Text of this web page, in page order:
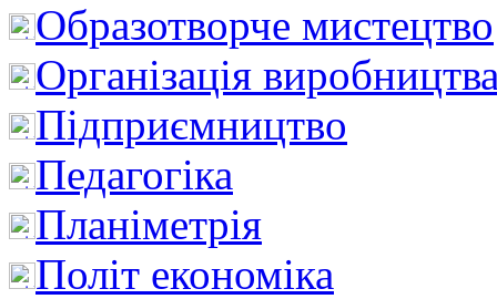
Образотворче мистецтво
Організація
Підприємництво
Педагогіка
Планіметрія
Політ економіка